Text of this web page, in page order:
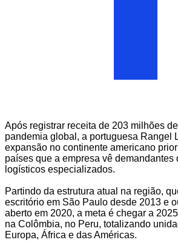
Após registrar receita de 203 milhões
pandemia global, a portuguesa Rangel
expansão no continente americano
países que a empresa vê demandantes
logísticos especializados.
Partindo da estrutura atual na região,
escritório em São Paulo desde 2013 e
aberto em 2020, a meta é chegar a
na Colômbia, no Peru, totalizando
Europa, África e das Américas.